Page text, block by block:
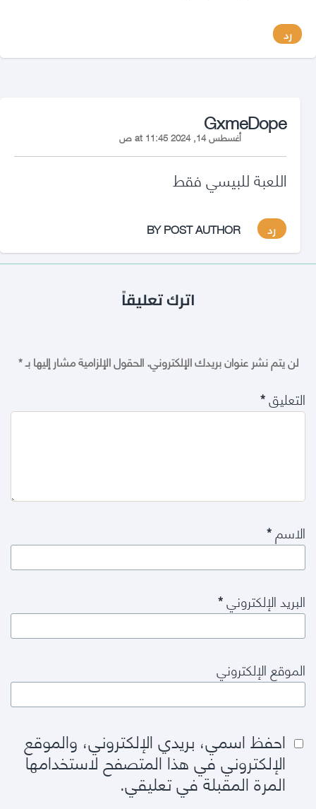
رد
GxmeDope
أغسطس 14, 2024 at 11:45 ص
اللعبة للبيسي فقط
رد BY POST AUTHOR
اترك تعليقاً
لن يتم نشر عنوان بريدك الإلكتروني.الحقول الإلزامية مشار إليها بـ*
التعليق*
الاسم*
البريد الإلكتروني*
الموقع الإلكتروني
احفظ اسمي، بريدي الإلكتروني، والموقع
الإلكتروني في هذا المتصفح لاستخدامها
المرة المقبلة في تعليقي.